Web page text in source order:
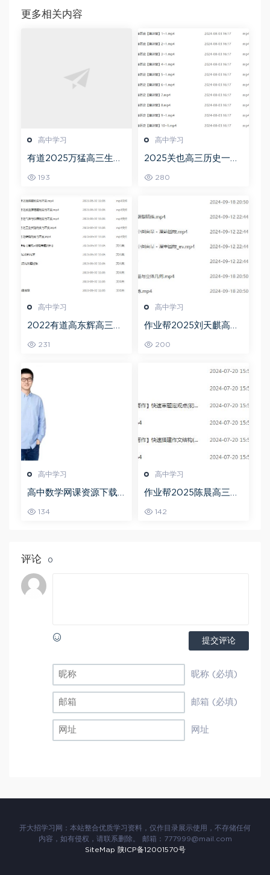
更多相关内容
高中学习
有道2025万猛高三生物
教程
193
高中学习
2025关也高三历史一轮
教程
280
高中学习
2022有道高东辉高三化
频教程+讲义+点睛班
231
高中学习
作业帮2025刘天麒高二
200
高中学习
高中数学网课资源下载
数学秋季班
134
高中学习
作业帮2025陈晨高三语
班
142
评论 0
提交评论
昵称 (必填)
邮箱 (必填)
网址
开大招学习网：本站整合优质学习资料，仅作目录展示使用，不存储任何
内容，如有侵权，请联系删除。 邮箱：777999@mail.com
SiteMap 陕ICP备12001570号